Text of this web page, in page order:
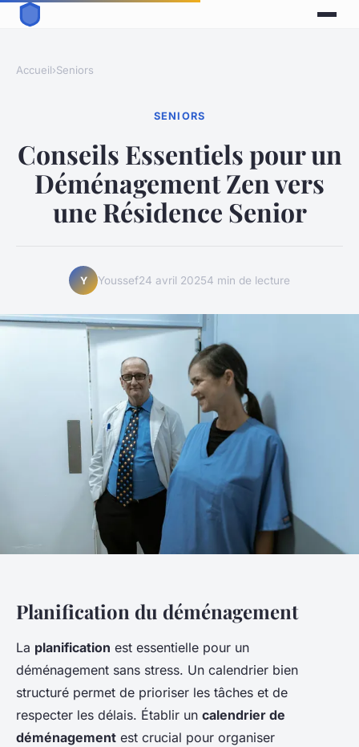
Accueil›Seniors
SENIORS
Conseils Essentiels pour un
Déménagement Zen vers
une Résidence Senior
Y Youssef24 avril 20254 min de lecture
Planification du déménagement
La planification est essentielle pour un
déménagement sans stress. Un calendrier bien
structuré permet de prioriser les tâches et de
respecter les délais. Établir un calendrier de
déménagement est crucial pour organiser